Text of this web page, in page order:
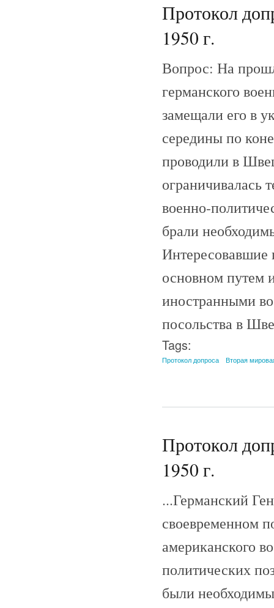
Протокол
1950 г.
Вопрос: На
германского
замещали его в
середины по
проводили в
ограничивалась
военно-
брали
Интересовавшие
основном путем
иностранными
посольства в
Tags:
Протокол допроса Вторая
Протокол
1950 г.
...Германский
своевременном
американского
политических
были